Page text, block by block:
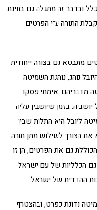
ובדבר זה מתגלה גם בחינת
התורה ע"י הפרטים
מתבטא גם בצורה ייחודית
נוהג, נוהגת השמיטה
מדבריהם. אימתי פסקו
בזמן שיושבין עליה
ליובל היא התלות שבין
את הצורך לשילוש מתן תורה
גם את הפרטים, הן זו
גם הכלליות של עם ישראל
ההדדית של ישראל.
נדונת כפרט, ובהצטרף